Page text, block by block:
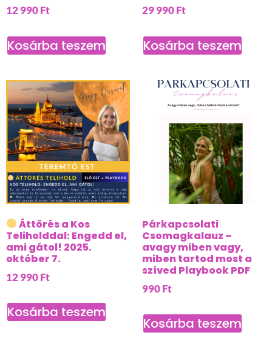
12 990Ft
Kosárba teszem
29 990Ft
Kosárba teszem
Áttörés a Kos
Teliholddal: Engedd el,
ami gátol! 2025.
október 7.
12 990Ft
Kosárba teszem
Párkapcsolati
Csomagkalauz –
avagy miben vagy,
miben tartod most a
szíved Playbook PDF
990Ft
Kosárba teszem